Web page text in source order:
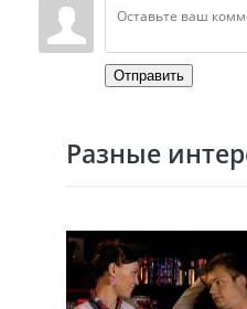
Отправить
Разные